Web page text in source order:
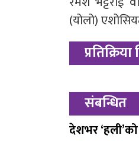
(योलो)
संबन्धित
देशभर